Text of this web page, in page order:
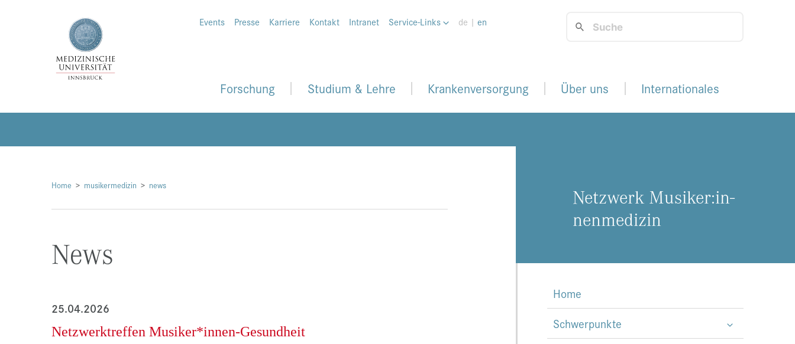
Events Presse Karriere Kontakt Intranet Service-Links de | en
Forschung Studium & Lehre Krankenversorgung Über uns Internationales
Home musikermedizin news
News
25.04.2026
Netzwerktreffen Musiker*innen-Gesundheit
Netz­werk Mu­si­ker:in­
nen­me­di­zin
Home
Schwerpunkte